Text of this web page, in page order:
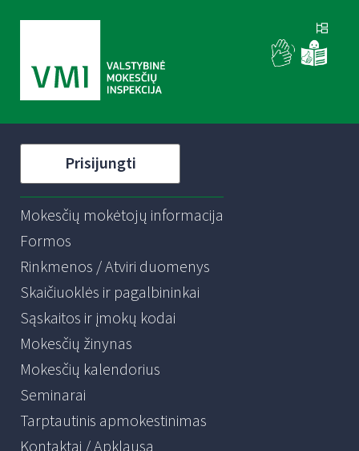
Prisijungti
Mokesčių mokėtojų informacija
Formos
Rinkmenos / Atviri duomenys
Skaičiuoklės ir pagalbininkai
Sąskaitos ir įmokų kodai
Mokesčių žinynas
Mokesčių kalendorius
Seminarai
Tarptautinis apmokestinimas